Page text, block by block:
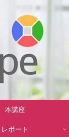
本講座
レポート